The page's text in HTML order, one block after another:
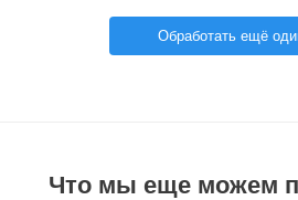
Обработать ещё
Что мы еще можем